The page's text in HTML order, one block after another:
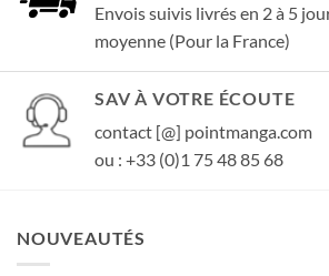
Envois suivis livrés en 2 à 5
moyenne (Pour la France)
SAV À VOTRE ÉCOUTE
contact [@] pointmanga.com
ou : +33 (0)1 75 48 85 68
NOUVEAUTÉS